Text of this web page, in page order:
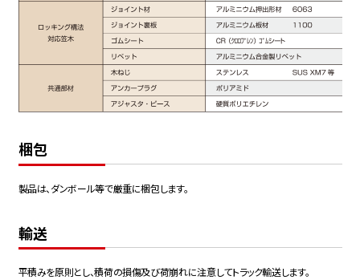
梱包
製品は、ダンボール等で厳重に梱包します。
輸送
平積みを原則とし、積荷の損傷及び荷崩れに注意してトラック輸送します。